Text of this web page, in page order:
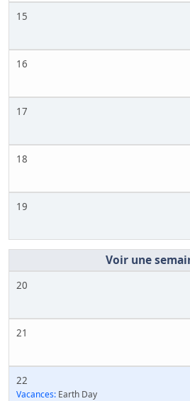
15
16
17
18
19
20
21
22
Vacances: Earth Day